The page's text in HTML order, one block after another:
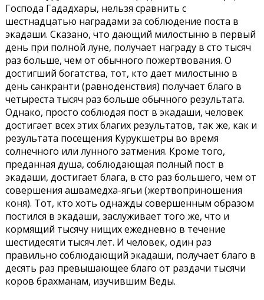
Господа Гададхары, нельзя сравнить с
шестнадцатью наградами за соблюдение поста в
экадаши. Сказано, что дающий милостыню в первый
день при полной луне, получает награду в сто тысяч
раз больше, чем от обычного пожертвования. О
достигший богатства, тот, кто дает милостыню в
день санкранти (равноденствия) получает благо в
четыреста тысяч раз больше обычного результата.
Однако, просто соблюдая пост в экадаши, человек
достигает всех этих благих результатов, так же, как и
результата посещения Курукшетры во время
солнечного или лунного затмения. Кроме того,
преданная душа, соблюдающая полный пост в
экадаши, достигает блага, в сто раз большего, чем от
совершения ашвамедха-ягьи (жертвоприношения
коня). Тот, кто хоть однажды совершенным образом
постился в экадаши, заслуживает того же, что и
кормящий тысячу нищих ежедневно в течение
шестидесяти тысяч лет. И человек, один раз
правильно соблюдающий экадаши, получает благо в
десять раз превышающее благо от раздачи тысячи
коров брахманам, изучившим Веды.